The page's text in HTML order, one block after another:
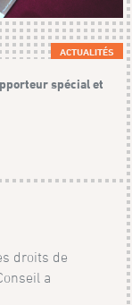
ACTUALITÉS
spécial et
droits de
a